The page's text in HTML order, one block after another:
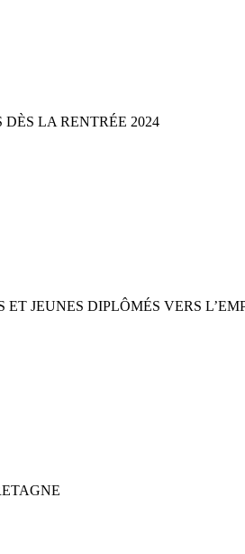
DÈS LA RENTRÉE 2024
JEUNES DIPLÔMÉS VERS